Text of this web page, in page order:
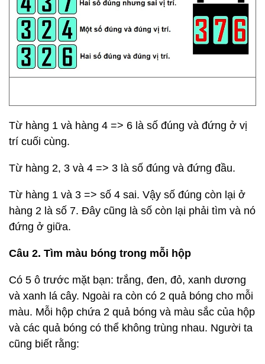
Từ hàng 1 và hàng 4 => 6 là số đúng và đứng ở vị
trí cuối cùng.
Từ hàng 2, 3 và 4 => 3 là số đúng và đứng đầu.
Từ hàng 1 và 3 => số 4 sai. Vậy số đúng còn lại ở
hàng 2 là số 7. Đây cũng là số còn lại phải tìm và nó
đứng ở giữa.
Câu 2. Tìm màu bóng trong mỗi hộp
Có 5 ô trước mặt bạn: trắng, đen, đỏ, xanh dương
và xanh lá cây. Ngoài ra còn có 2 quả bóng cho mỗi
màu. Mỗi hộp chứa 2 quả bóng và màu sắc của hộp
và các quả bóng có thể không trùng nhau. Người ta
cũng biết rằng: